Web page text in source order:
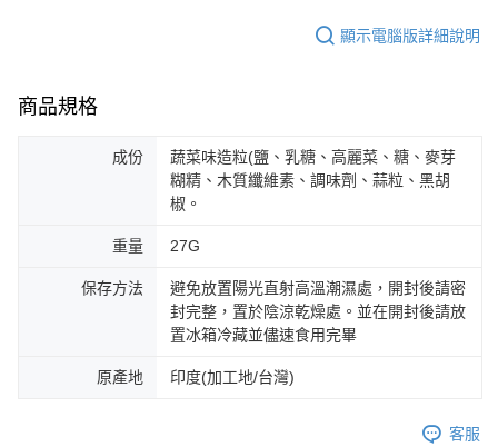
顯示電腦版詳細說明
商品規格
成份
蔬菜味造粒(鹽、乳糖、高麗菜、糖、麥芽
糊精、木質纖維素、調味劑、蒜粒、黑胡
椒。
重量 27G
保存方法
避免放置陽光直射高溫潮濕處，開封後請密
封完整，置於陰涼乾燥處。並在開封後請放
置冰箱冷藏並儘速食用完畢
原產地 印度(加工地/台灣)
客服